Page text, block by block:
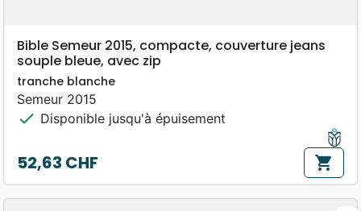
Bible Semeur 2015, compacte, couverture jeans
souple bleue, avec zip
tranche blanche
Semeur 2015
check Disponible jusqu'à épuisement
Prix
52,63 CHF shopping_cart